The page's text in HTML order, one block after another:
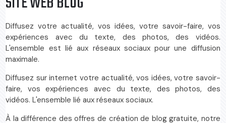
Diffusez votre actualité, vos idées, votre savoir-faire, vos
expériences avec du texte, des photos, des vidéos.
L'ensemble est lié aux réseaux sociaux pour une diffusion
maximale.
Diffusez sur internet votre actualité, vos idées, votre savoir-
faire, vos expériences avec du texte, des photos, des
vidéos. L'ensemble lié aux réseaux sociaux.
À la différence des offres de création de blog gratuite, notre